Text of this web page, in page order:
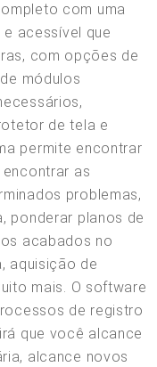
com uma
acessível que
com opções de
módulos
de tela e
permite encontrar
as
problemas,
ponderar planos de
acabados no
aquisição de
mais. O software
de registro
que você alcance
alcance novos